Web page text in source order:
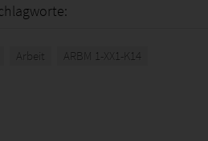
Arbeit ARBM 1-XX1-K14